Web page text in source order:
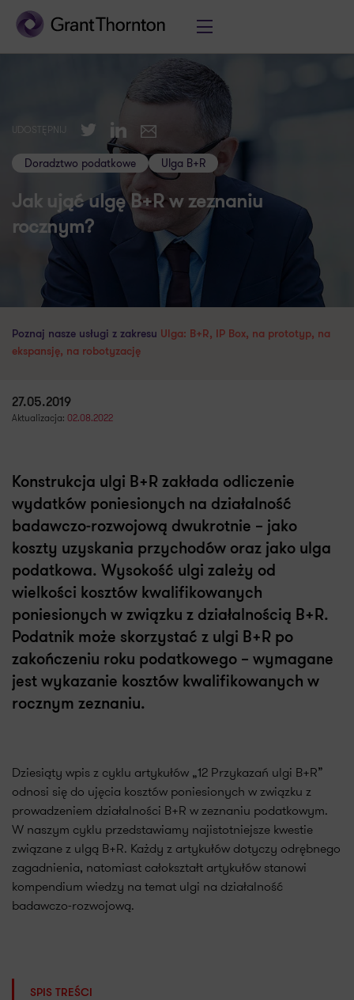
UDOSTĘPNIJ TwitterLinkedIn
E-mail
Doradztwo podatkowe Ulga B+R
Jak ująć ulgę B+R w zeznaniu
rocznym?
Poznaj nasze usługi z zakresu Ulga: B+R, IP Box, na prototyp, na
ekspansję, na robotyzację
27.05.2019
Aktualizacja: 02.08.2022
Konstrukcja ulgi B+R zakłada odliczenie
wydatków poniesionych na działalność
badawczo-rozwojową dwukrotnie – jako
koszty uzyskania przychodów oraz jako ulga
podatkowa. Wysokość ulgi zależy od
wielkości kosztów kwalifikowanych
poniesionych w związku z działalnością B+R.
Podatnik może skorzystać z ulgi B+R po
zakończeniu roku podatkowego – wymagane
jest wykazanie kosztów kwalifikowanych w
rocznym zeznaniu.
Dziesiąty wpis z cyklu artykułów „12 Przykazań ulgi B+R”
odnosi się do ujęcia kosztów poniesionych w związku z
prowadzeniem działalności B+R w zeznaniu podatkowym.
W naszym cyklu przedstawiamy najistotniejsze kwestie
związane z ulgą B+R. Każdy z artykułów dotyczy odrębnego
zagadnienia, natomiast całokształt artykułów stanowi
kompendium wiedzy na temat ulgi na działalność
badawczo-rozwojową.
SPIS TREŚCI